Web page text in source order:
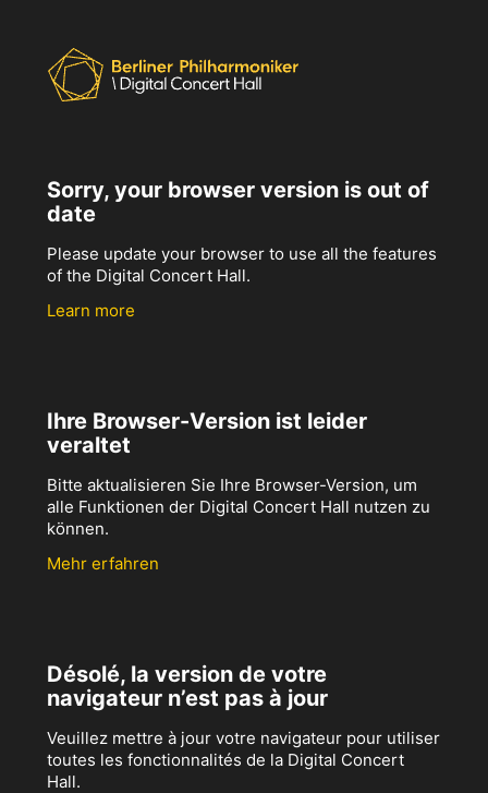
Sorry, your browser version is out of
date
Please update your browser to use all the features
of the Digital Concert Hall.
Learn more
Ihre Browser-Version ist leider
veraltet
Bitte aktualisieren Sie Ihre Browser-Version, um
alle Funktionen der Digital Concert Hall nutzen zu
können.
Mehr erfahren
Désolé, la version de votre
navigateur n’est pas à jour
Veuillez mettre à jour votre navigateur pour utiliser
toutes les fonctionnalités de la Digital Concert
Hall.